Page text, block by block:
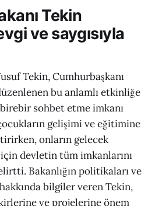
Tekin
ve saygısıyla
Tekin, Cumhurbaşkanı
bu anlamlı etkinliğe
sohbet etme imkanı
gelişimi ve eğitimine
onların gelecek
devletin tüm imkanlarını
Bakanlığın politikaları ve
bilgiler veren Tekin,
ve projelerine önem